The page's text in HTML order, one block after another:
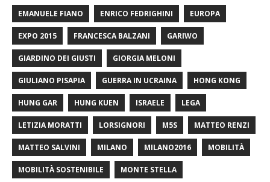
EMANUELE FIANO ENRICO FEDRIGHINI EUROPA
EXPO 2015 FRANCESCA BALZANI GARIWO
GIARDINO DEI GIUSTI GIORGIA MELONI
GIULIANO PISAPIA GUERRA IN UCRAINA HONG KONG
HUNG GAR HUNG KUEN ISRAELE LEGA
LETIZIA MORATTI LORSIGNORI M5S MATTEO RENZI
MATTEO SALVINI MILANO MILANO2016 MOBILITÀ
MOBILITÀ SOSTENIBILE MONTE STELLA